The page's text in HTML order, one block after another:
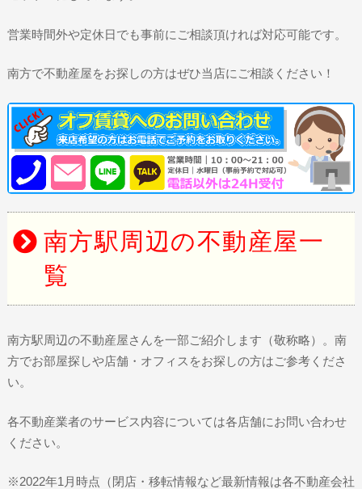
営業時間外や定休日でも事前にご相談頂ければ対応可能です。
南方で不動産屋をお探しの方はぜひ当店にご相談ください！
南方駅周辺の不動産屋一
覧
南方駅周辺の不動産屋さんを一部ご紹介します（敬称略）。南
方でお部屋探しや店舗・オフィスをお探しの方はご参考くださ
い。
各不動産業者のサービス内容については各店舗にお問い合わせ
ください。
※2022年1月時点（閉店・移転情報など最新情報は各不動産会社